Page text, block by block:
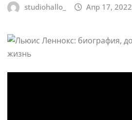
studiohallo_ Апр 17, 2022